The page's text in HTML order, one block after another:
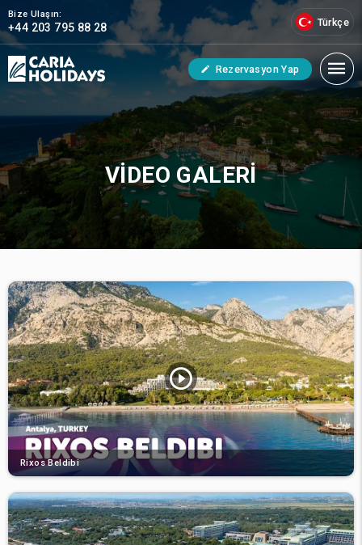
Bize Ulaşın:
+44 203 795 88 28 Türkçe
Rezervasyon Yap
VIDEO GALERI
Rixos Beldibi